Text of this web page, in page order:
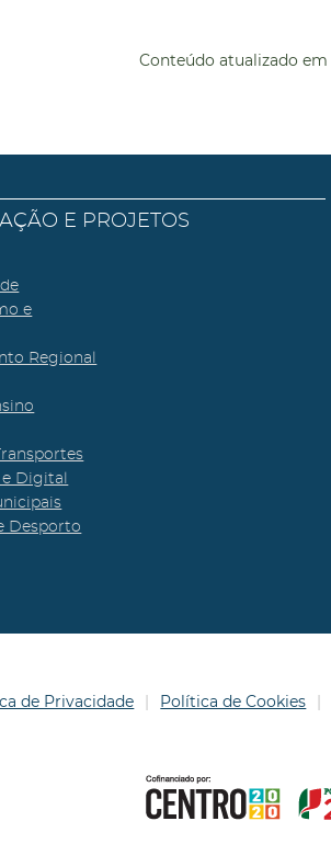
Conteúdo atualizado em
E PROJETOS
e
Regional
Digital
Desporto
de Privacidade Política de Cookies